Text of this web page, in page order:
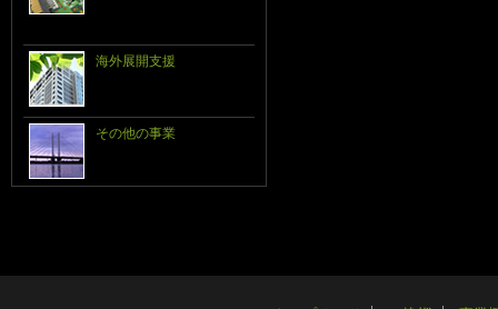
海外展開支援
その他の事業